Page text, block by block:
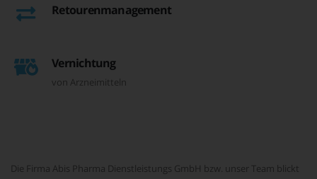
Retourenmanagement
Vernichtung
von Arzneimitteln
Die Firma Abis Pharma Dienstleistungs GmbH bzw. unser Team blickt